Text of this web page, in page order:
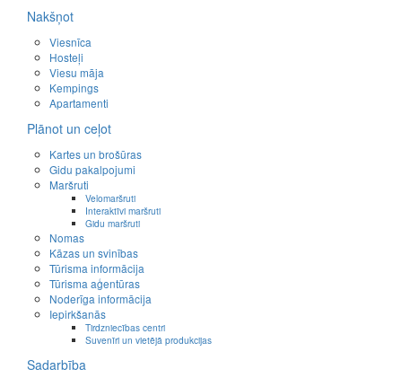
Nakšņot
Viesnīca
Hosteļi
Viesu māja
Kempings
Apartamenti
Plānot un ceļot
Kartes un brošūras
Gidu pakalpojumi
Maršruti
Velomaršruti
Interaktīvi maršruti
Gidu maršruti
Nomas
Kāzas un svinības
Tūrisma informācija
Tūrisma aģentūras
Noderīga informācija
Iepirkšanās
Tirdzniecības centri
Suvenīri un vietējā produkcijas
Sadarbība